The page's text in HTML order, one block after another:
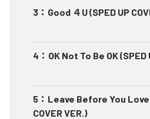
3 ： Good ４U (SPED UP
4 ： OK Not To Be OK (SPED
5 ： Leave Before You Love
COVER VER.)